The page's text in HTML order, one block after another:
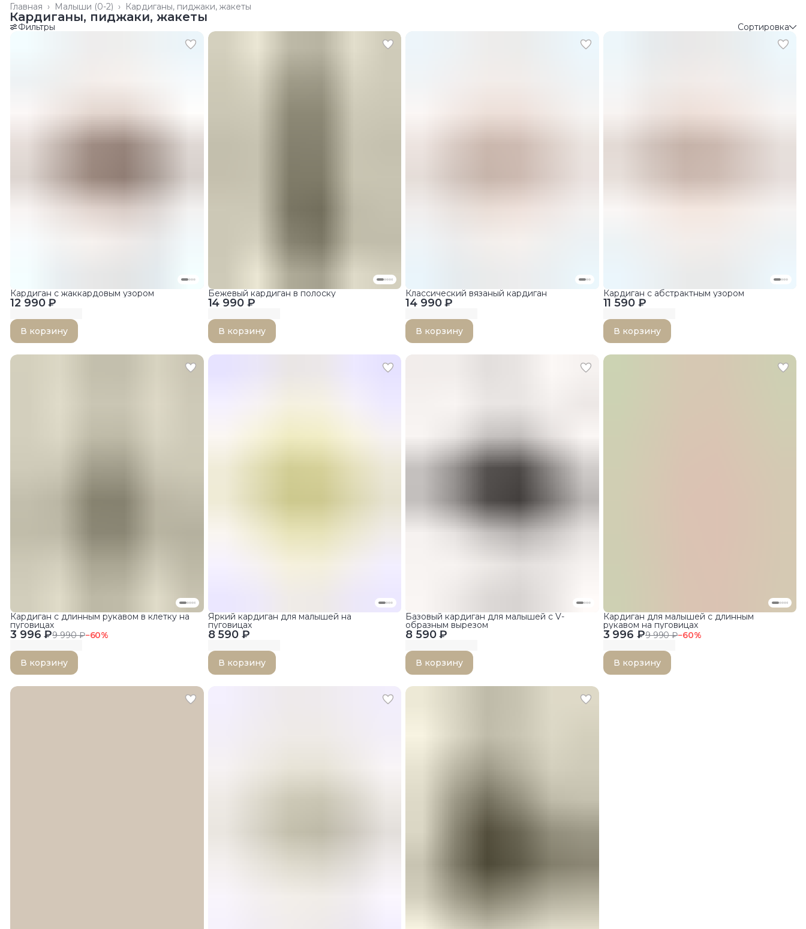
Кардиганы, пиджаки, жакеты
Малыши (0-2) ›
Главная ›
Кардиганы, пиджаки, жакеты
Фильтры Сортировка
12 990 ₽
Кардиган с жаккардовым узором
В корзину
14 990 ₽
Бежевый кардиган в полоску
В корзину
14 990 ₽
Классический вязаный кардиган
В корзину
11 590 ₽
Кардиган с абстрактным узором
В корзину
3 996 ₽9 990 ₽−60%
Кардиган с длинным рукавом в клетку на
пуговицах
В корзину
8 590 ₽
Яркий кардиган для малышей на
пуговицах
В корзину
8 590 ₽
Базовый кардиган для малышей с V-
образным вырезом
В корзину
3 996 ₽9 990 ₽−60%
Кардиган для малышей с длинным
рукавом на пуговицах
В корзину